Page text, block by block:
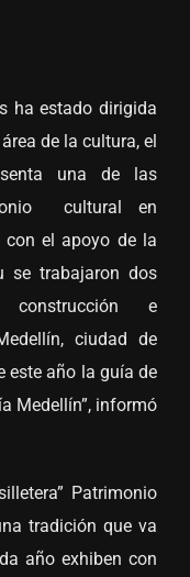
ha estado dirigida
de la cultura, el
una de las
cultural en
con el apoyo de la
se trabajaron dos
e
ciudad de
este año la guía de
Medellín”, informó
Patrimonio
tradición que va
año exhiben con